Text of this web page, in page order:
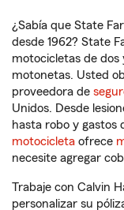
¿Sabía que State
desde 1962? State
motocicletas de
motonetas. Usted
proveedora de
Unidos. Desde
hasta robo y gastos
motocicleta ofrece
necesite agregar
Trabaje con Calvin
personalizar su